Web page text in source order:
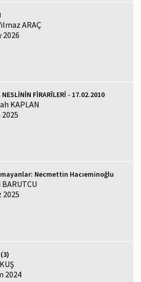
ARAÇ
2026
NESLİNİN FİRARÎLERİ - 17.02.2010
KAPLAN
2025
Necmettin Hacıeminoğlu
2025
2024